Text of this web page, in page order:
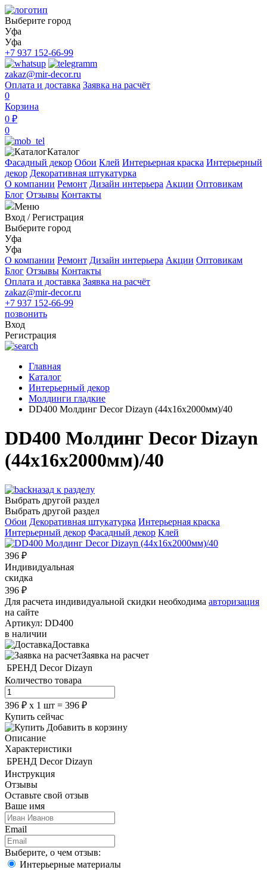
Выберите город
Уфа
Уфа
+7 937 152-66-99
zakaz@mir-decor.ru
Оплата и доставка Заявка на расчёт
0
Корзина
0 ₽
0
Каталог
Фасадный декор Обои Клей Интерьерная краска Интерьерный
декор Декоративная штукатурка
О компании Ремонт Дизайн интерьера Акции Оптовикам
Блог Отзывы Контакты
Меню
Вход /Регистрация
Выберите город
Уфа
Уфа
О компании Ремонт Дизайн интерьера Акции Оптовикам
Блог Отзывы Контакты
Оплата и доставка Заявка на расчёт
zakaz@mir-decor.ru
+7 937 152-66-99
позвонить
Вход
Регистрация
Главная
Каталог
Интерьерный декор
Молдинги гладкие
DD400 Молдинг Decor Dizayn (44x16x2000мм)/40
DD400 Молдинг Decor Dizayn
(44x16x2000мм)/40
назад к разделу
Выбрать другой раздел
Выбрать другой раздел
Обои Декоративная штукатурка Интерьерная краска
Интерьерный декор Фасадный декор Клей
396 ₽
Индивидуальная
скидка
396 ₽
Для расчета индивидуальной скидки необходима авторизация
на сайте
Артикул: DD400
в наличии
Доставка
Заявка на расчет
БРЕНД Decor Dizayn
Количество товара
396 ₽ х 1 шт = 396 ₽
Купить сейчас
Добавить в корзину
Описание
Характеристики
БРЕНД Decor Dizayn
Инструкция
Отзывы
Оставьте свой отзыв
Ваше имя
Email
Выберите, о чем отзыв:
Интерьерные материалы